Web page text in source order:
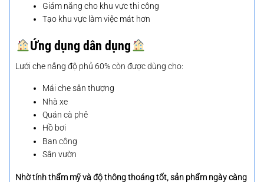
Giảm nắng cho khu vực thi công
Tạo khu vực làm việc mát hơn
Ứng dụng dân dụng
Lưới che nắng độ phủ 60% còn được dùng cho:
Mái che sân thượng
Nhà xe
Quán cà phê
Hồ bơi
Ban công
Sân vườn
Nhờ tính thẩm mỹ và độ thông thoáng tốt, sản phẩm ngày càng